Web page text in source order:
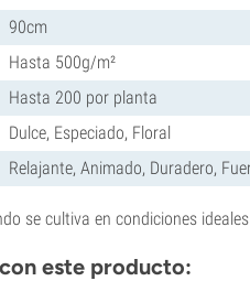
90cm
Hasta 500g/m²
Hasta 200 por planta
Dulce, Especiado, Floral
Relajante, Animado, Duradero,
se cultiva en condiciones ideales
este producto: